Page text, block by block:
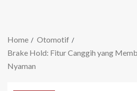
Home
Otomotif
Brake Hold: Fitur Canggih yang
Nyaman